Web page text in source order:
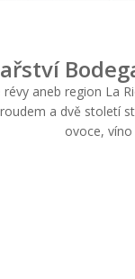
aneb region La
a dvě století
ovoce,